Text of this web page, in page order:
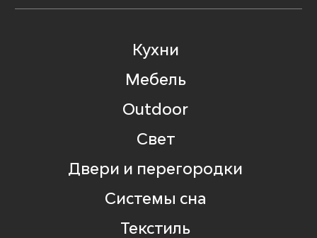
Кухни
Мебель
Outdoor
Свет
Двери и перегородки
Системы сна
Текстиль